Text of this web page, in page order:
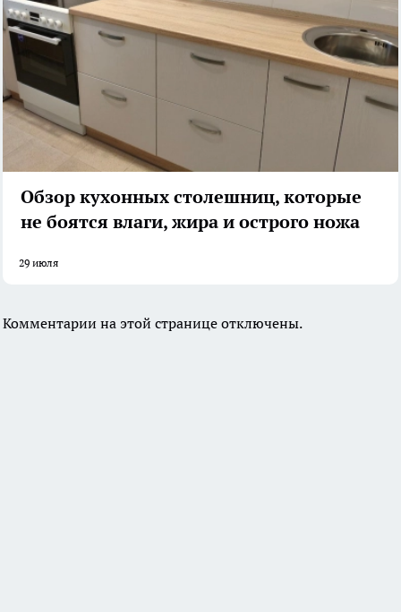
Обзор кухонных столешниц, которые
не боятся влаги, жира и острого ножа
29 июля
Комментарии на этой странице отключены.